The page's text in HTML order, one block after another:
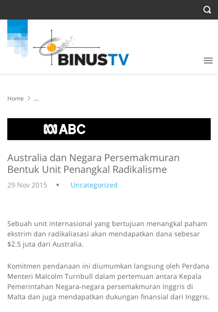
Home
Radikalisme
Australia dan Negara Persemakmuran
Bentuk Unit Penangkal Radikalisme
29 Nov 2015 Uncategorized
Sebuah unit internasional yang bertujuan menangkal paham
ekstrim dan radikaliasasi akan mendapatkan dana sebesar
$2.5 juta dari Australia.
Komitmen pendanaan ini diumumkan langsung oleh Perdana
Menteri Malcolm Turnbull dalam pertemuan antara Kepala
Pemerintahan Negara-negara persemakmuran Inggris di
Malta dan juga mendapatkan dukungan finansial dari Inggris.